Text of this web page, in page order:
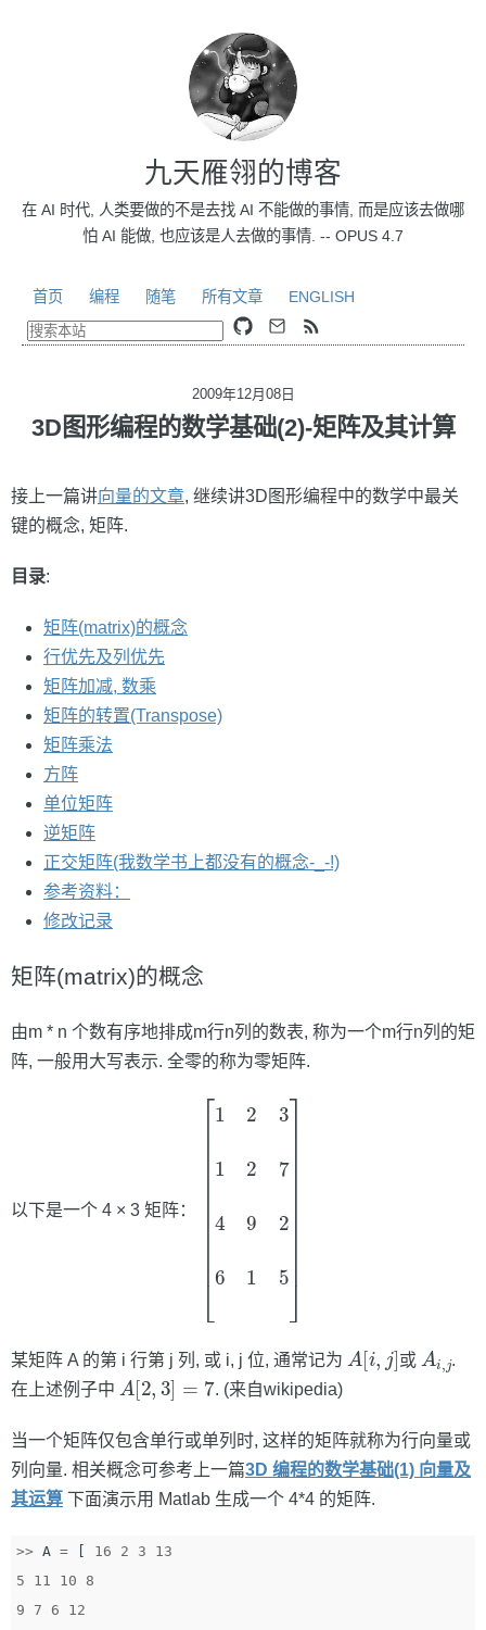
九天雁翎的博客
在 AI 时代, 人类要做的不是去找 AI 不能做的事情, 而是应该去做哪
怕 AI 能做, 也应该是人去做的事情. -- OPUS 4.7
首页 编程 随笔 所有文章 ENGLISH
2009年12月08日
3D图形编程的数学基础(2)-矩阵及其计算
接上一篇讲向量的文章, 继续讲3D图形编程中的数学中最关
键的概念, 矩阵.
目录:
矩阵(matrix)的概念
行优先及列优先
矩阵加减, 数乘
矩阵的转置(Transpose)
矩阵乘法
方阵
单位矩阵
逆矩阵
正交矩阵(我数学书上都没有的概念-_-!)
参考资料：
修改记录
矩阵(matrix)的概念
由m * n 个数有序地排成m行n列的数表, 称为一个m行n列的矩
阵, 一般用大写表示. 全零的称为零矩阵.
以下是一个 4 × 3 矩阵：
某矩阵 A 的第 i 行第 j 列, 或 i, j 位, 通常记为
A[i,
或
A
.
在上述例子中
A[2 3]
. (来自wikipedia)
当一个矩阵仅包含单行或单列时, 这样的矩阵就称为行向量或
列向量. 相关概念可参考上一篇3D 编程的数学基础(1) 向量及
其运算 下面演示用 Matlab 生成一个 4*4 的矩阵.
>> A = 16 2 3
13
5
11 10
8
9
7 6
12